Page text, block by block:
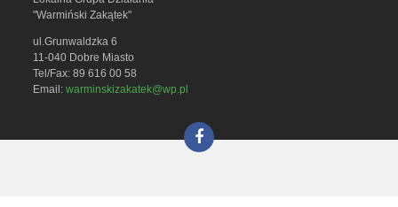
"Warmiński Zakątek"
ul.Grunwaldzka 6
11-040 Dobre Miasto
Tel/Fax: 89 616 00 58
Email:warminskizakatek@wp.pl